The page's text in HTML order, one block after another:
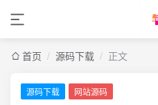
首页 / 源码下载 / 正文
源码下载 网站源码